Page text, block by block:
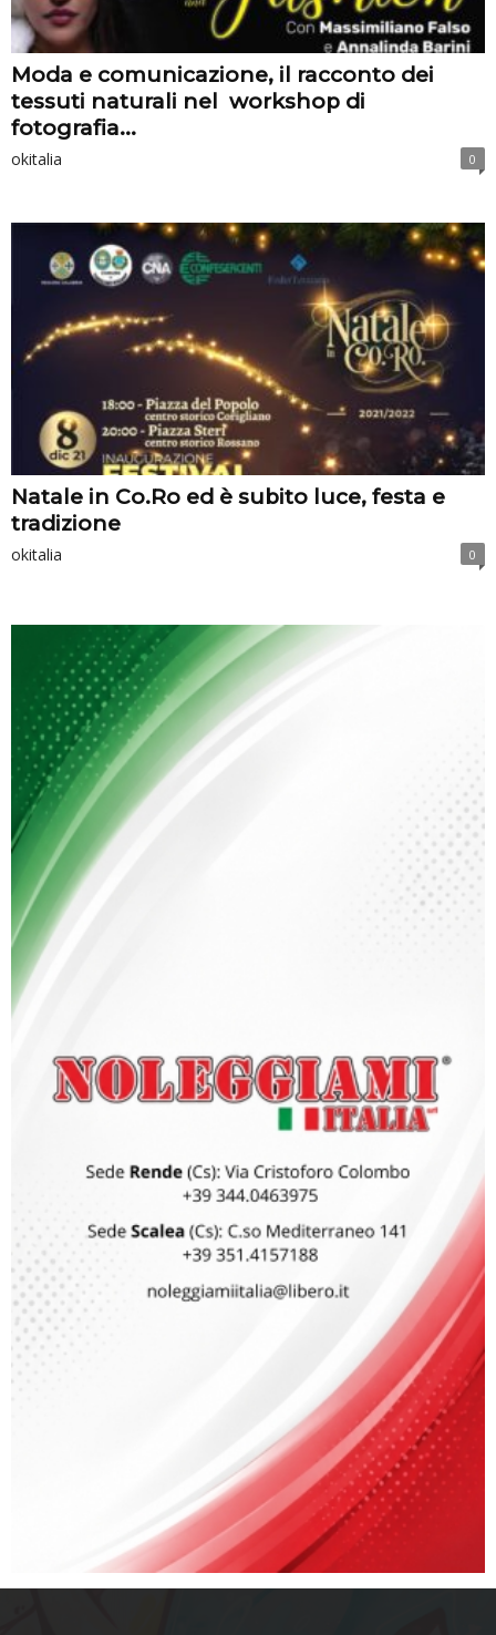
Moda e comunicazione, il racconto dei
tessuti naturali nel workshop di
fotografia...
okitalia 0
Natale in Co.Ro ed è subito luce, festa e
tradizione
okitalia 0